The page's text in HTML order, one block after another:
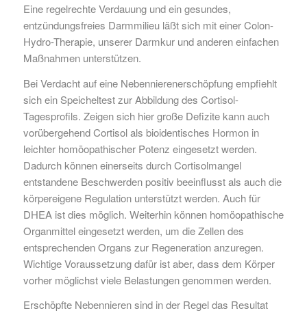
Eine regelrechte Verdauung und ein gesundes,
entzündungsfreies Darmmilieu läßt sich mit einer Colon-
Hydro-Therapie, unserer Darmkur und anderen einfachen
Maßnahmen unterstützen.
Bei Verdacht auf eine Nebennierenerschöpfung empfiehlt
sich ein Speicheltest zur Abbildung des Cortisol-
Tagesprofils. Zeigen sich hier große Defizite kann auch
vorübergehend Cortisol als bioidentisches Hormon in
leichter homöopathischer Potenz eingesetzt werden.
Dadurch können einerseits durch Cortisolmangel
entstandene Beschwerden positiv beeinflusst als auch die
körpereigene Regulation unterstützt werden. Auch für
DHEA ist dies möglich. Weiterhin können homöopathische
Organmittel eingesetzt werden, um die Zellen des
entsprechenden Organs zur Regeneration anzuregen.
Wichtige Voraussetzung dafür ist aber, dass dem Körper
vorher möglichst viele Belastungen genommen werden.
Erschöpfte Nebennieren sind in der Regel das Resultat